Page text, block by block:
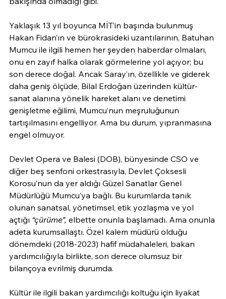
Yaklaşık 13 yıl boyunca MİT’in başında bulunmuş
Hakan Fidan’ın ve bürokrasideki uzantılarının, Batuhan
Mumcu ile ilgili hemen her şeyden haberdar olmaları,
onu en zayıf halka olarak görmelerine yol açıyor; bu
son derece doğal. Ancak Saray’ın, özellikle ve giderek
daha geniş ölçüde, Bilal Erdoğan üzerinden kültür-
sanat alanına yönelik hareket alanı ve denetimi
genişletme eğilimi, Mumcu’nun meşruluğunun
tartışılmasını engelliyor. Ama bu durum, yıpranmasına
engel olmuyor.
Devlet Opera ve Balesi (DOB), bünyesinde CSO ve
diğer beş senfoni orkestrasıyla, Devlet Çoksesli
Korosu’nun da yer aldığı Güzel Sanatlar Genel
Müdürlüğü Mumcu’ya bağlı. Bu kurumlarda tanık
olunan sanatsal, yönetimsel, etik yozlaşma ve yol
açtığı “çürüme”, elbette onunla başlamadı. Ama onunla
adeta kurumsallaştı. Özel kalem müdürü olduğu
dönemdeki (2018-2023) hafif müdahaleleri, bakan
yardımcılığıyla birlikte, son derece olumsuz bir
bilançoya evrilmiş durumda.
Kültür ile ilgili bakan yardımcılığı koltuğu için liyakat